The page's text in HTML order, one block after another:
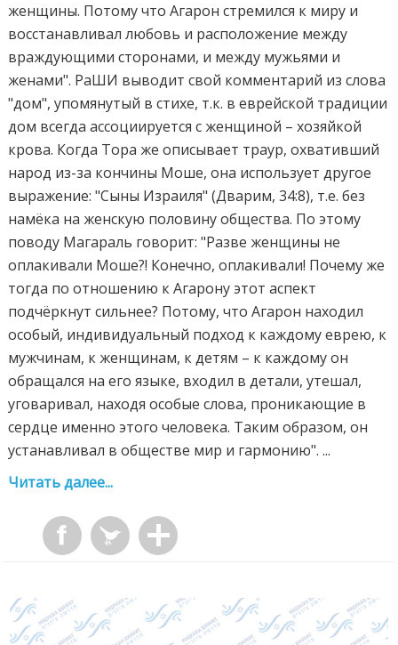
женщины. Потому что Агарон стремился к миру и
восстанавливал любовь и расположение между
враждующими сторонами, и между мужьями и
женами". РаШИ выводит свой комментарий из слова
"дом", упомянутый в стихе, т.к. в еврейской традиции
дом всегда ассоциируется с женщиной – хозяйкой
крова. Когда Тора же описывает траур, охвативший
народ из-за кончины Моше, она использует другое
выражение: "Сыны Израиля" (Дварим, 34:8), т.е. без
намёка на женскую половину общества. По этому
поводу Магараль говорит: "Разве женщины не
оплакивали Моше?! Конечно, оплакивали! Почему же
тогда по отношению к Агарону этот аспект
подчёркнут сильнее? Потому, что Агарон находил
особый, индивидуальный подход к каждому еврею, к
мужчинам, к женщинам, к детям – к каждому он
обращался на его языке, входил в детали, утешал,
уговаривал, находя особые слова, проникающие в
сердце именно этого человека. Таким образом, он
устанавливал в обществе мир и гармонию". ...
Читать далее...